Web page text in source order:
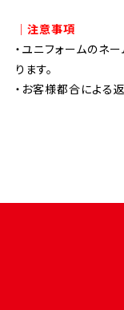
│注意事項
・ユニフォームのネ
ります。
・お客様都合による